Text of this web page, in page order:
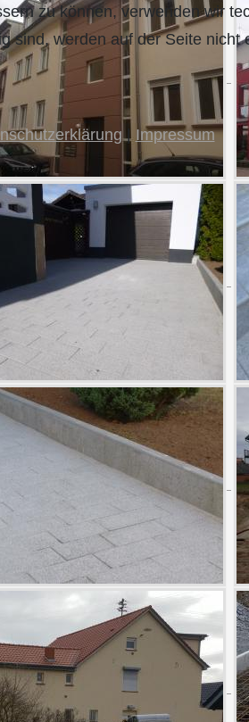
zu können, verwenden wir
werden auf der Seite
| Impressum